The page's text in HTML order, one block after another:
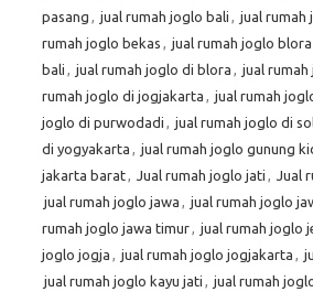
pasang , jual rumah joglo bali , jual rumah
rumah joglo bekas , jual rumah joglo blora
bali , jual rumah joglo di blora , jual
rumah joglo di jogjakarta , jual rumah
joglo di purwodadi , jual rumah joglo di
di yogyakarta , jual rumah joglo gunung
jakarta barat, Jual rumah joglo jati , Jual
jual rumah joglo jawa , jual rumah joglo
rumah joglo jawa timur, jual rumah joglo
joglo jogja , jual rumah joglo jogjakarta ,
jual rumah joglo kayu jati , jual rumah